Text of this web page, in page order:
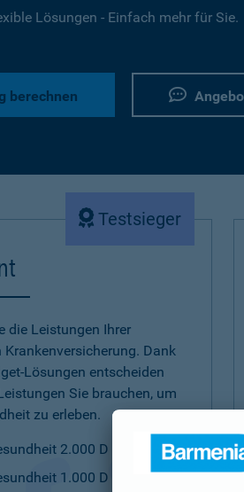
Lösungen - Einfach mehr für Sie.
berechnen
Testsieger
die Leistungen Ihrer
Krankenversicherung. Dank
Lösungen entscheiden
Sie brauchen, um
zu erleben.
2.000 D
1.000 D